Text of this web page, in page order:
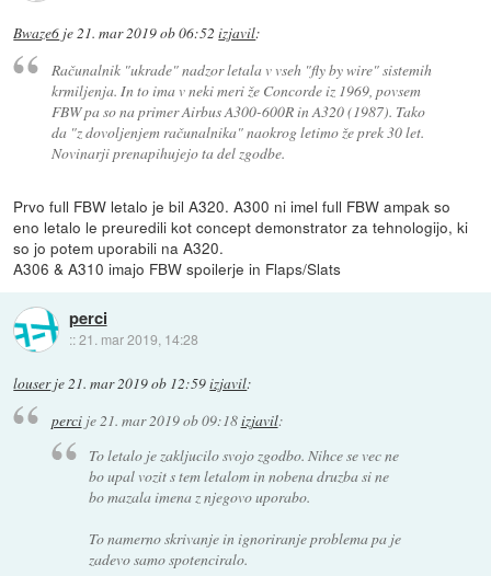
Bwaze6 je21. mar 2019 ob 06:52 izjavil:
Računalnik "ukrade" nadzor letala v vseh "fly by wire" sistemih
krmiljenja. In to ima v neki meri že Concorde iz 1969, povsem
FBW pa so na primer Airbus A300-600R in A320 (1987). Tako
da "z dovoljenjem računalnika" naokrog letimo že prek 30 let.
Novinarji prenapihujejo ta del zgodbe.
Prvo full FBW letalo je bil A320. A300 ni imel full FBW ampak so
eno letalo le preuredili kot concept demonstrator za tehnologijo, ki
so jo potem uporabili na A320.
A306 & A310 imajo FBW spoilerje in Flaps/Slats
perci
::21. mar 2019, 14:28
louserje21. mar 2019 ob 12:59izjavil:
percije 21. mar 2019 ob 09:18izjavil:
To letalo je zakljucilo svojo zgodbo. Nihce se vec ne
bo upal vozit s tem letalom in nobena druzba si ne
bo mazala imena z njegovo uporabo.
To namerno skrivanje in ignoriranje problema pa je
zadevo samo spotenciralo.